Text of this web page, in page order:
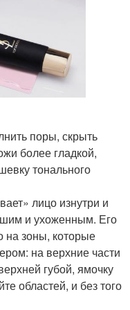
поры, скрыть
более гладкой,
тонального
лицо изнутри и
и ухоженным. Его
на зоны, которые
на верхние части
губой, ямочку
областей, и без того